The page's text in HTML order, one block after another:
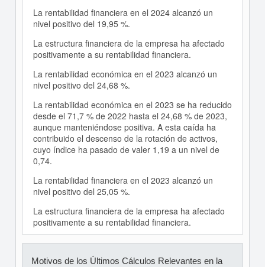
La rentabilidad financiera en el 2024 alcanzó un
nivel positivo del 19,95 %.
La estructura financiera de la empresa ha afectado
positivamente a su rentabilidad financiera.
La rentabilidad económica en el 2023 alcanzó un
nivel positivo del 24,68 %.
La rentabilidad económica en el 2023 se ha reducido
desde el 71,7 % de 2022 hasta el 24,68 % de 2023,
aunque manteniéndose positiva. A esta caída ha
contribuido el descenso de la rotación de activos,
cuyo índice ha pasado de valer 1,19 a un nivel de
0,74.
La rentabilidad financiera en el 2023 alcanzó un
nivel positivo del 25,05 %.
La estructura financiera de la empresa ha afectado
positivamente a su rentabilidad financiera.
Motivos de los Últimos Cálculos Relevantes en la